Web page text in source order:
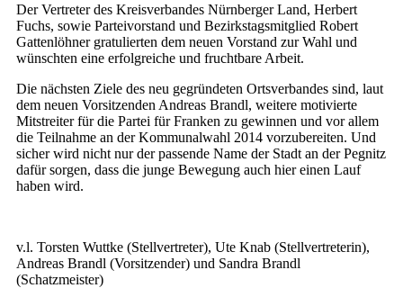
Der Vertreter des Kreisverbandes Nürnberger Land, Herbert
Fuchs, sowie Parteivorstand und Bezirkstagsmitglied Robert
Gattenlöhner gratulierten dem neuen Vorstand zur Wahl und
wünschten eine erfolgreiche und fruchtbare Arbeit.
Die nächsten Ziele des neu gegründeten Ortsverbandes sind, laut
dem neuen Vorsitzenden Andreas Brandl, weitere motivierte
Mitstreiter für die Partei für Franken zu gewinnen und vor allem
die Teilnahme an der Kommunalwahl 2014 vorzubereiten. Und
sicher wird nicht nur der passende Name der Stadt an der Pegnitz
dafür sorgen, dass die junge Bewegung auch hier einen Lauf
haben wird.
v.l. Torsten Wuttke (Stellvertreter), Ute Knab (Stellvertreterin),
Andreas Brandl (Vorsitzender) und Sandra Brandl
(Schatzmeister)